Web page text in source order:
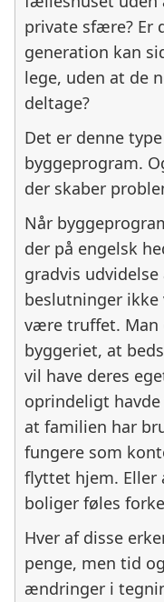
private sfære? Er
generation kan
lege, uden at de
deltage?
Det er denne
byggeprogram.
der skaber
Når
der på engelsk
gradvis
beslutninger
være truffet. Man
byggeriet, at
vil have deres
oprindeligt
at familien har
fungere som
flyttet hjem. Eller
boliger føles
Hver af disse
penge, men tid
ændringer i